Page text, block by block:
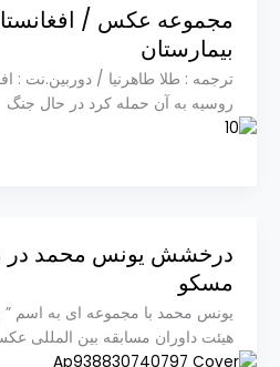
مجموعه عکس /
بیمارستان
روسیه به آن حمله کرد در حال جنگ
درخشش یونس محمد در
مسکو
یونس محمد با مجموعه ای به اسم ”
هیئت داوران مسابقه بین المللی